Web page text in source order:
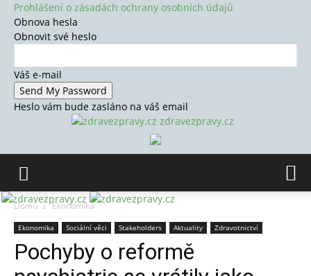
Prohlášení o zásadách ochrany osobních údajů
Obnova hesla
Obnovit své heslo
Váš e-mail
Heslo vám bude zasláno na váš email
zdravezpravy.cz
Domů Ekonomika
Ekonomika Sociální věci Stakeholders Aktuality Zdravotnictví
Pochyby o reformě